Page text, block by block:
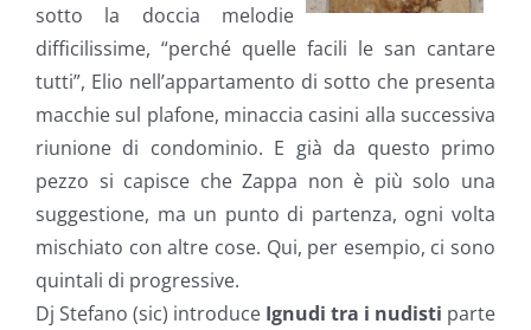
sotto la doccia melodie
difficilissime, “perché quelle facili le san cantare
tutti”, Elio nell’appartamento di sotto che presenta
macchie sul plafone, minaccia casini alla successiva
riunione di condominio. E già da questo primo
pezzo si capisce che Zappa non è più solo una
suggestione, ma un punto di partenza, ogni volta
mischiato con altre cose. Qui, per esempio, ci sono
quintali di progressive.
Dj Stefano (sic) introduce Ignudi tra i nudisti parte